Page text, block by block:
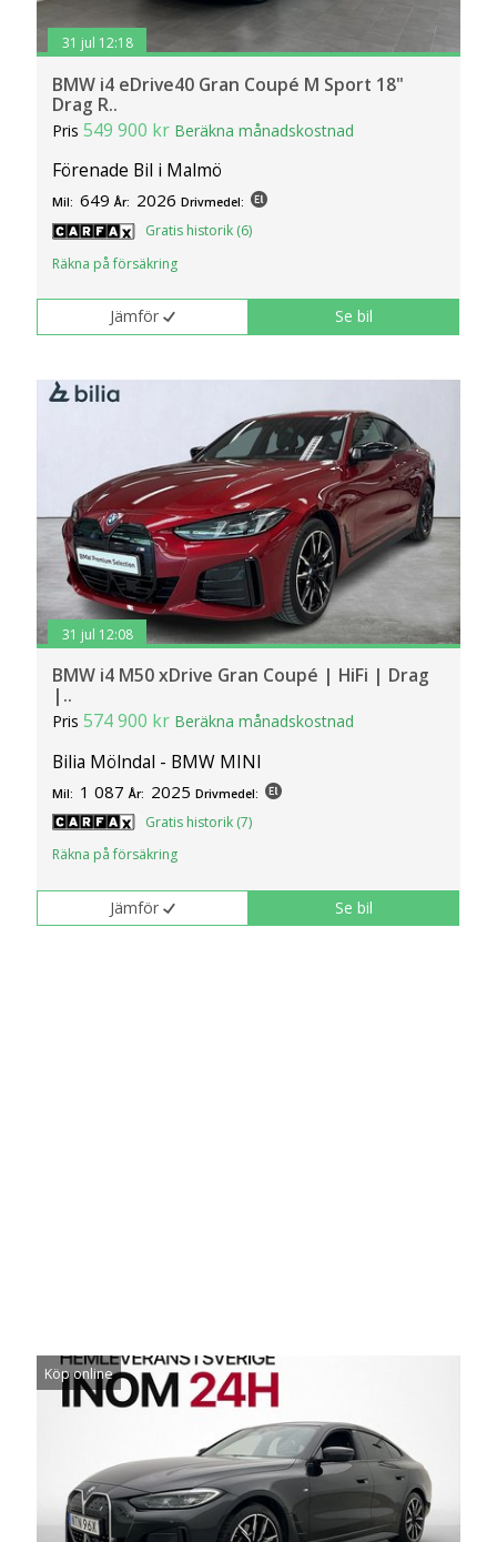
31 jul 12:18
BMW i4 eDrive40 Gran Coupé M Sport 18"
Drag R..
Pris549 900 kr Beräkna månadskostnad
Förenade Bil i Malmö
Mil: 649 År: 2026 Drivmedel:
Gratis historik (6)
Räkna på försäkring
Jämför Se bil
31 jul 12:08
BMW i4 M50 xDrive Gran Coupé | HiFi | Drag
|..
Pris574 900 kr Beräkna månadskostnad
Bilia Mölndal - BMW MINI
Mil: 1 087 År: 2025 Drivmedel:
Gratis historik (7)
Räkna på försäkring
Jämför Se bil
Köp online